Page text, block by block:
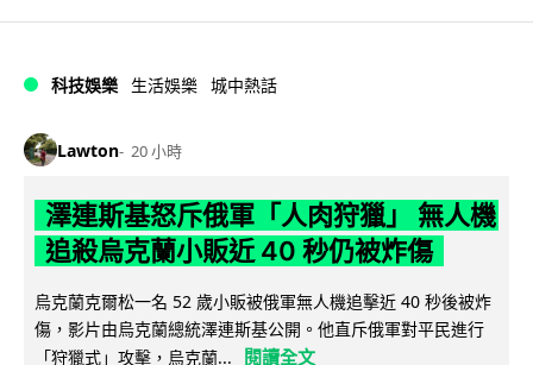
科技娛樂 生活娛樂 城中熱話
Lawton 20 小時
澤連斯基怒斥俄軍「人肉狩獵」 無人機
追殺烏克蘭小販近 40 秒仍被炸傷
烏克蘭克爾松一名 52 歲小販被俄軍無人機追擊近 40 秒後被炸
傷，影片由烏克蘭總統澤連斯基公開。他直斥俄軍對平民進行
「狩獵式」攻擊，烏克蘭...
閱讀全文